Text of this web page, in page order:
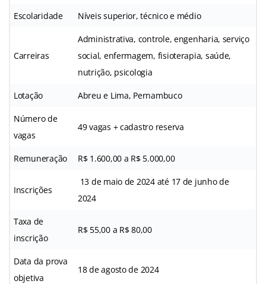
Escolaridade Níveis superior, técnico e médio
Carreiras
Administrativa, controle, engenharia, serviço
social, enfermagem, fisioterapia, saúde,
nutrição, psicologia
Lotação Abreu e Lima, Pernambuco
Número de
vagas
49 vagas + cadastro reserva
Remuneração R$ 1.600,00 a R$ 5.000,00
Inscrições
13 de maio de 2024 até 17 de junho de
2024
Taxa de
inscrição
R$ 55,00 a R$ 80,00
Data da prova
objetiva
18 de agosto de 2024